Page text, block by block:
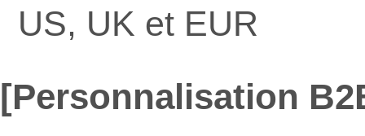
US, UK et EUR
[Personnalisation